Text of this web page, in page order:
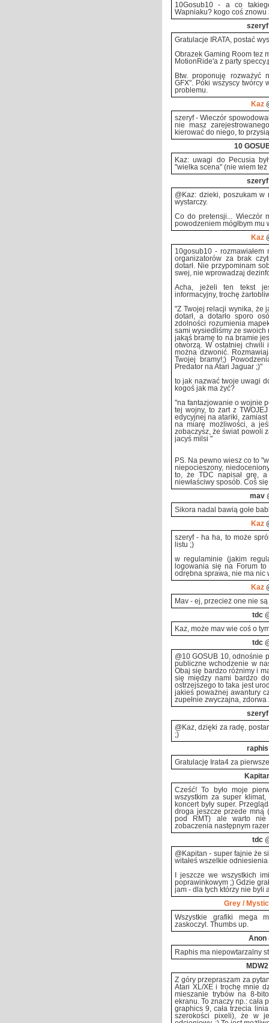
10Gosub10 - a co
Wapniaku? kogo coś znowu
szeryf
Gratulacje IRATA, postać
Obrazek Gaming Room tez
MotionRide'a z party
Btw. proponuję rozważyć
GFX". Póki wszyscy twórcy
problemu.
Kaz
szeryf - Wieczór
nie masz
kierować do niego, to
10
Kaz: uwagi do Pecusia
"wielka scena" (nie wiem też
szeryf
@Kaz: dzieki, poszukam
wystarczy.
Co do pretensji... Wieczór
powodzeniem mógłbym mu
Kaz
10gosub10 -
organizatorów za brak
dotarł. Nie przypominam
swej, nie wprowadzaj
Acha, jeżeli ten tekst
informacyjny, trochę
"Z Twojej relacji wynika, że
dotarł, a dotarło sporo
zdolności rozumienia
sami wysiedliśmy ze
jakąś bramę to na bramie
otworzą. W ostatniej chwili
można dzwonić.
Twojej bramy!;)
Predator na Atari Jaguar ;)"
to jak nazwać twoje uwagi
kogoś jak ma żyć?
"na fantazjowanie o wojnie
tej wojny, to żart z
edycyjnej na atariki,
na miarę możliwości, a
zobaczysz, że świat powoli
jacyś milsi "
PS. Na pewno wiesz co to
niepocieszony,
to, że TDC napisał grę,
niewłaściwy sposób. Coś
mav
Sikora nadal bawią gołe
Kaz
szeryf - ha ha, to może
listu ;)
w regulaminie (jakim
logowania się na Forum
odrębna sprawa, nie ma nic
Kaz
Mav - ej, przecież one nie są
tdc
Kaz, może mav wie coś o
tdc
@10 GOSUB 10, odnośnie
publiczne wchodzenie w
Obaj się bardzo różnimy i
się między nami bardzo
ostrzejszego to taka jest
jakieś poważnej awantury
zupełnie zwyczajna,
szeryf
@Kaz, dzięki za radę,
;)
raphis
Gratulację Irata4 za
Cześć! To było moje
wszystkim za super
koncert były super.
droga jeszcze przede mną
pod RMT) ale warto nie
zobaczenia następnym
tdc
@Kapitan - super fajnie że
witałeś wszelkie
I jeszcze we wszystkich
poprawinkowym ;) Gdzie
jam - dla tych którzy nie byli
Grey /
Wszystkie grafiki mega
zaskoczyl. Thumbs up.
Anon
Raphis ma niepowtarzalny
MDW2
Z góry przepraszam za
Atari XL/XE i trochę mnie
mieszanie trybów na 8-
ekranu. To znaczy np.: cała
graphics 9, cała trzecia
szerokości pixeli), że w